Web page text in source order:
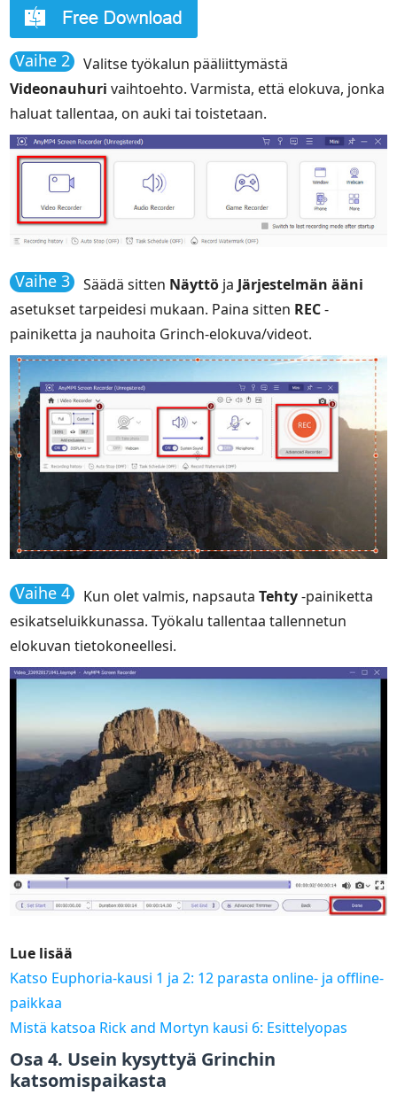
Vaihe 2
Valitse työkalun pääliittymästä
Videonauhuri vaihtoehto. Varmista, että elokuva, jonka
haluat tallentaa, on auki tai toistetaan.
Vaihe 3 Säädä sitten Näyttö ja Järjestelmän ääni
asetukset tarpeidesi mukaan. Paina sitten REC-
painiketta ja nauhoita Grinch-elokuva/videot.
Vaihe 4 Kun olet valmis, napsautaTehty-painiketta
esikatseluikkunassa. Työkalu tallentaa tallennetun
elokuvan tietokoneellesi.
Lue lisää
Katso Euphoria-kausi 1 ja 2: 12 parasta online- ja offline-
paikkaa
Mistä katsoa Rick and Mortyn kausi 6: Esittelyopas
Osa 4. Usein kysyttyä Grinchin
katsomispaikasta